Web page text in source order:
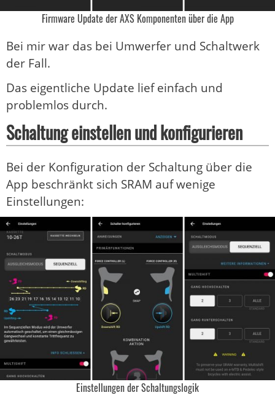
Firmware Update der AXS Komponenten über die App
Bei mir war das bei Umwerfer und Schaltwerk
der Fall.
Das eigentliche Update lief einfach und
problemlos durch.
Schaltung einstellen und konfigurieren
Bei der Konfiguration der Schaltung über die
App beschränkt sich SRAM auf wenige
Einstellungen:
Einstellungen der Schaltungslogik